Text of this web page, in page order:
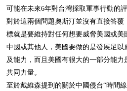
可能在未來6年對台灣採取軍事行動的
對於這兩個問題奧斯汀並沒有直接答
標就是要維持對任何想要威脅美國或
中國或其他人，美國要做的是發展足
及能力，而且美國有很大的一部分能
共同力量。
至於戴維森提到的關於中國侵台“時間